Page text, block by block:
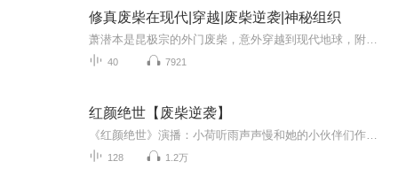
修真废柴在现代|穿越|废柴逆袭|神秘组织
40 7921
红颜绝世【废柴逆袭】
128 1.2万